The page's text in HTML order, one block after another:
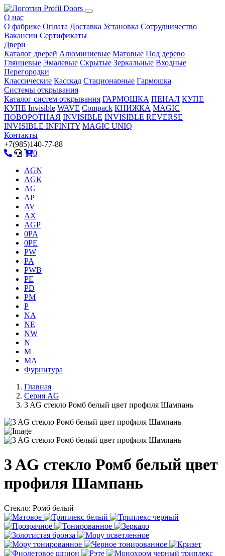
О нас
О фабрике Оплата Доставка Установка Сотрудничество
Вакансии Сертификаты
Двери
Каталог дверей Алюминиевые Матовые Под дерево
Глянцевые Эмалевые Скрытые Зеркальные Входные
Перегородки
Классические Касскад Стационарные Гармошка
Системы открывания
Каталог систем открывания ГАРМОШКА ПЕНАЛ КУПЕ
КУПЕ Invisible WAVE Compack КНИЖКА MAGIC
ПОВОРОТНАЯ INVISIBLE INVISIBLE REVERSE
INVISIBLE INFINITY MAGIC UNIQ
Контакты
+7(985)140-77-88
0
AGN
AGK
AG
AP
AV
AX
AGP
0PA
0PE
PW
PA
PWB
PE
PD
PM
P
NA
NE
NW
N
M
MA
Фурнитура
Главная
Серия AG
3 AG стекло Ромб белый цвет профиля Шампань
3 AG стекло Ромб белый цвет
профиля Шампань
Стекло: Ромб белый